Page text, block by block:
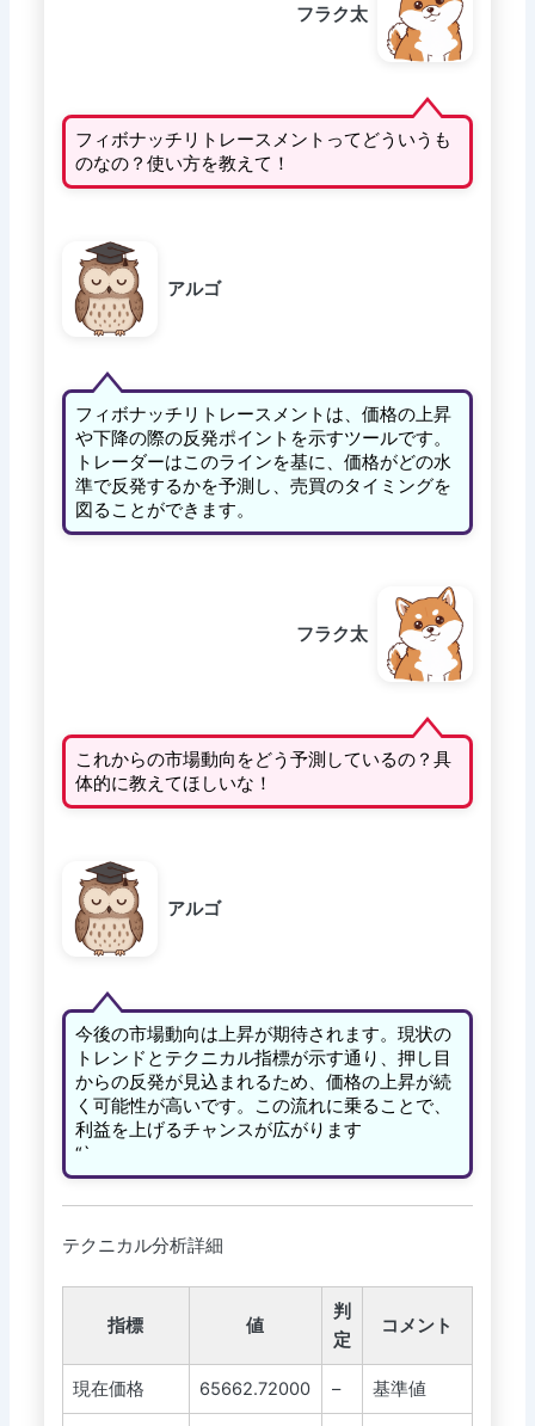
フラク太
フィボナッチリトレースメントってどういうも
のなの？使い方を教えて！
アルゴ
フィボナッチリトレースメントは、価格の上昇
や下降の際の反発ポイントを示すツールです。
トレーダーはこのラインを基に、価格がどの水
準で反発するかを予測し、売買のタイミングを
図ることができます。
フラク太
これからの市場動向をどう予測しているの？具
体的に教えてほしいな！
アルゴ
今後の市場動向は上昇が期待されます。現状の
トレンドとテクニカル指標が示す通り、押し目
からの反発が見込まれるため、価格の上昇が続
く可能性が高いです。この流れに乗ることで、
利益を上げるチャンスが広がります
“`
テクニカル分析詳細
指標 値
判
定
コメント
現在価格 65662.72000 – 基準値